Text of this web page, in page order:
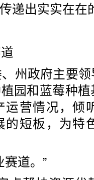
递出实实在在
州政府主要
园和蓝莓种
运营情况，倾
的短板，为特
赛道。”